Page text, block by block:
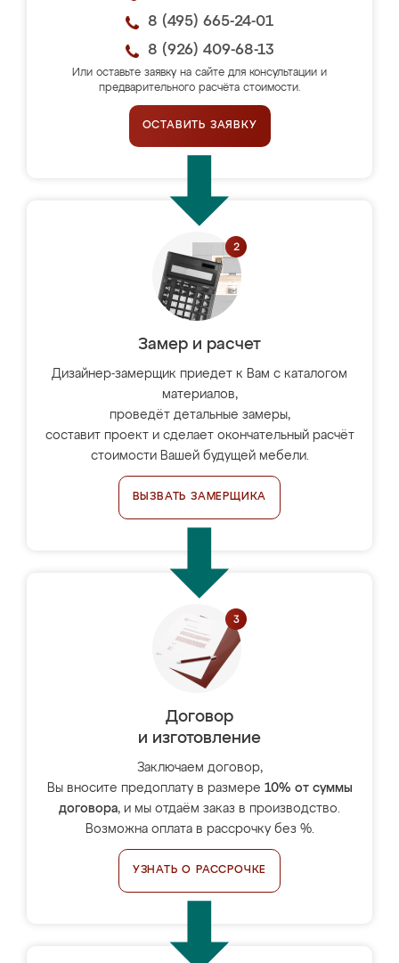
8 (495) 665-24-01
8 (926) 409-68-13
Или оставьте заявку на сайте для консультации и
предварительного расчёта стоимости.
ОСТАВИТЬ ЗАЯВКУ
Замер и расчет
Дизайнер-замерщик приедет к Вам с каталогом
материалов,
проведёт детальные замеры,
составит проект и сделает окончательный расчёт
стоимости Вашей будущей мебели.
ВЫЗВАТЬ ЗАМЕРЩИКА
Договор
и изготовление
Заключаем договор,
Вы вносите предоплату в размере 10% от суммы
договора, и мы отдаём заказ в производство.
Возможна оплата в рассрочку без %.
УЗНАТЬ О РАССРОЧКЕ